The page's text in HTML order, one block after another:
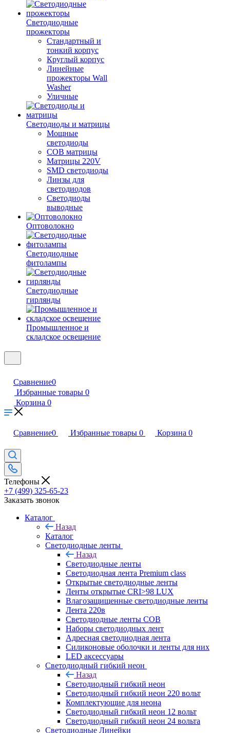
Светодиодные
прожекторы
Стандартный и
тонкий корпус
Круглый корпус
Линейные
прожекторы Wall
Washer
Уличные
Светодиоды и матрицы
Мощные
светодиоды
COB матрицы
Матрицы 220V
SMD светодиоды
Линзы для
светодиодов
Светодиоды
выводные
Оптоволокно
Светодиодные
фитолампы
Светодиодные
гирлянды
Промышленное и
складское освещение
Сравнение0
Избранные товары 0
Корзина 0
Сравнение0 Избранные товары 0 Корзина 0
Телефоны
+7 (499) 325-65-23
Заказать звонок
Каталог
Назад
Каталог
Светодиодные ленты
Назад
Светодиодные ленты
Светодиодная лента Premium class
Открытые светодиодные ленты
Ленты открытые CRI>98 LUX
Влагозащищенные светодиодные ленты
Лента 220в
Светодиодные ленты COB
Наборы светодиодных лент
Адресная светодиодная лента
Силиконовые оболочки и ленты для них
LED аксессуары
Светодиодный гибкий неон
Назад
Светодиодный гибкий неон
Светодиодный гибкий неон 220 вольт
Комплектующие для неона
Светодиодный гибкий неон 12 вольт
Светодиодный гибкий неон 24 вольта
Светодиодные Линейки